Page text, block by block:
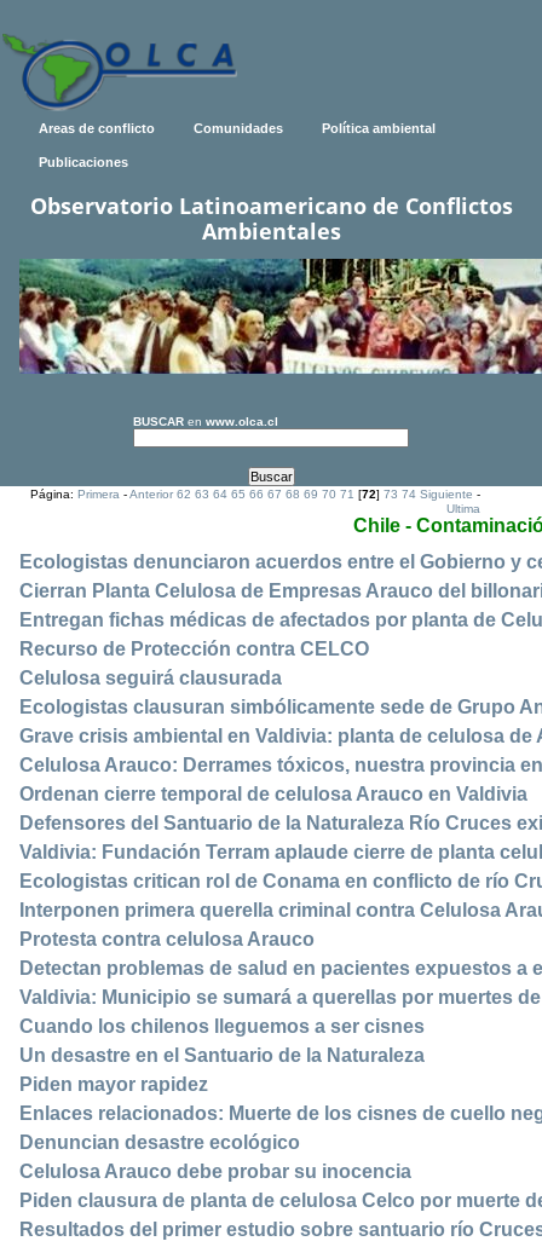
Areas de conflicto Comunidades Política ambiental
Publicaciones
Observatorio Latinoamericano de Conflictos
Ambientales
BUSCAR en www.olca.cl
Página:Primera -Anterior 62 63 64 65 66 67 68 69 70 71 [72]73 74 Siguiente -
Ultima
Chile -
Ecologistas denunciaron acuerdos entre el Gobierno y
Cierran Planta Celulosa de Empresas Arauco del
Entregan fichas médicas de afectados por planta de
Recurso de Protección contra CELCO
Celulosa seguirá clausurada
Ecologistas clausuran simbólicamente sede de Grupo
Grave crisis ambiental en Valdivia: planta de celulosa
Celulosa Arauco: Derrames tóxicos, nuestra provincia
Ordenan cierre temporal de celulosa Arauco en Valdivia
Defensores del Santuario de la Naturaleza Río Cruces
Valdivia: Fundación Terram aplaude cierre de planta
Ecologistas critican rol de Conama en conflicto de río
Interponen primera querella criminal contra Celulosa
Protesta contra celulosa Arauco
Detectan problemas de salud en pacientes expuestos a
Valdivia: Municipio se sumará a querellas por muertes
Cuando los chilenos lleguemos a ser cisnes
Un desastre en el Santuario de la Naturaleza
Piden mayor rapidez
Enlaces relacionados: Muerte de los cisnes de cuello
Denuncian desastre ecológico
Celulosa Arauco debe probar su inocencia
Piden clausura de planta de celulosa Celco por muerte
Resultados del primer estudio sobre santuario río